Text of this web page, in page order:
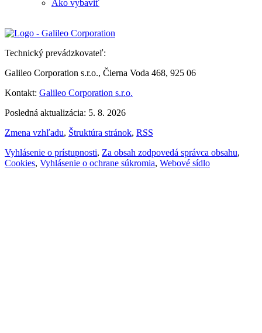
Ako vybaviť
Technický prevádzkovateľ:
Galileo Corporation s.r.o., Čierna Voda 468, 925 06
Kontakt: Galileo Corporation s.r.o.
Posledná aktualizácia: 5. 8. 2026
Zmena vzhľadu, Štruktúra stránok, RSS
Vyhlásenie o prístupnosti, Za obsah zodpovedá správca obsahu,
Cookies, Vyhlásenie o ochrane súkromia, Webové sídlo